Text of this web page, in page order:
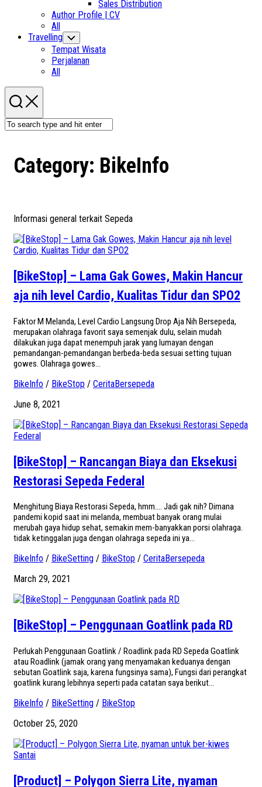
Sales Distribution
Author Profile | CV
All
Travelling Toggle
Child
Menu
Tempat Wisata
Perjalanan
All
Category: BikeInfo
Informasi general terkait Sepeda
[BikeStop] – Lama Gak Gowes, Makin Hancur
aja nih level Cardio, Kualitas Tidur dan SPO2
Faktor M Melanda, Level Cardio Langsung Drop Aja Nih Bersepeda,
merupakan olahraga favorit saya semenjak dulu, selain mudah
dilakukan juga dapat menempuh jarak yang lumayan dengan
pemandangan-pemandangan berbeda-beda sesuai setting tujuan
gowes. Olahraga gowes...
BikeInfo / BikeStop / CeritaBersepeda
June 8, 2021
[BikeStop] – Rancangan Biaya dan Eksekusi
Restorasi Sepeda Federal
Menghitung Biaya Restorasi Sepeda, hmm…. Jadi gak nih? Dimana
pandemi kopid saat ini melanda, membuat banyak orang mulai
merubah gaya hidup sehat, semakin mem-banyakkan porsi olahraga.
tidak ketinggalan juga dengan olahraga sepeda ini ya...
BikeInfo / BikeSetting / BikeStop / CeritaBersepeda
March 29, 2021
[BikeStop] – Penggunaan Goatlink pada RD
Perlukah Penggunaan Goatlink / Roadlink pada RD Sepeda Goatlink
atau Roadlink (jamak orang yang menyamakan keduanya dengan
sebutan Goatlink saja, karena fungsinya sama), Fungsi dari perangkat
goatlink kurang lebihnya seperti pada catatan saya berikut...
BikeInfo / BikeSetting / BikeStop
October 25, 2020
[Product] – Polygon Sierra Lite, nyaman